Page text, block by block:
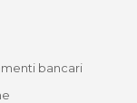
bancari